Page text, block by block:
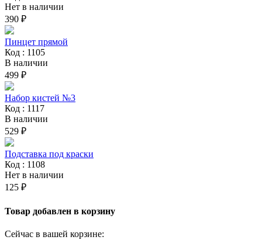
Нет в наличии
390 ₽
Пинцет прямой
Код : 1105
В наличии
499 ₽
Набор кистей №3
Код : 1117
В наличии
529 ₽
Подставка под краски
Код : 1108
Нет в наличии
125 ₽
Товар добавлен в корзину
Сейчас в вашей корзине: